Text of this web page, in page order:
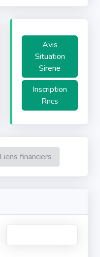
Avis
Situation
Sirene
Inscription
Rncs
Liens financiers